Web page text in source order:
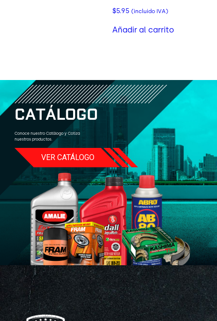
$5.95 (incluido IVA)
Añadir al carrito
CATÁLOGO
Conoce nuestro Catálogo y Cotiza
nuestros productos.
VER CATÁLOGO